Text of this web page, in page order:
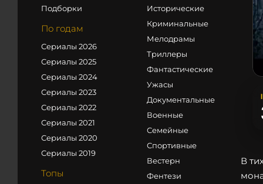
Подборки
По годам
Сериалы 2026
Сериалы 2025
Сериалы 2024
Сериалы 2023
Сериалы 2022
Сериалы 2021
Сериалы 2020
Сериалы 2019
Топы
Исторические
Криминальные
Мелодрамы
Триллеры
Фантастические
Ужасы
Документальные
Военные
Семейные
Спортивные
Вестерн
Фентези
В